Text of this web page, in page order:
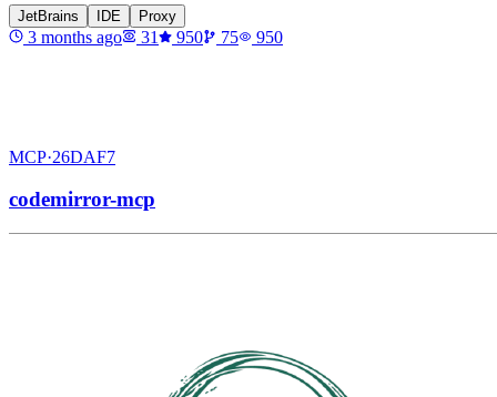
JetBrains IDE Proxy
3 months ago 31 950 75 950
MCP·26DAF7
codemirror-mcp